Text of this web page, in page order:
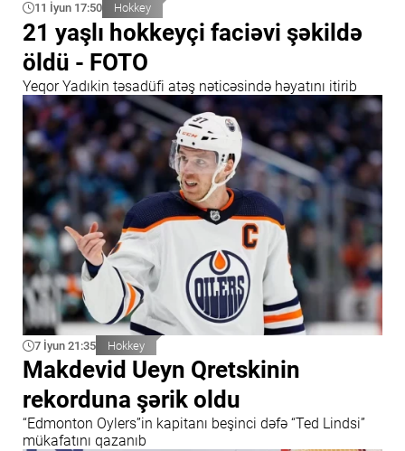
11 İyun 17:50 Hokkey
21 yaşlı hokkeyçi faciəvi şəkildə
öldü - FOTO
Yeqor Yadıkin təsadüfi atəş nəticəsində həyatını itirib
7 İyun 21:35 Hokkey
Makdevid Ueyn Qretskinin
rekorduna şərik oldu
“Edmonton Oylers”in kapitanı beşinci dəfə “Ted Lindsi”
mükafatını qazanıb